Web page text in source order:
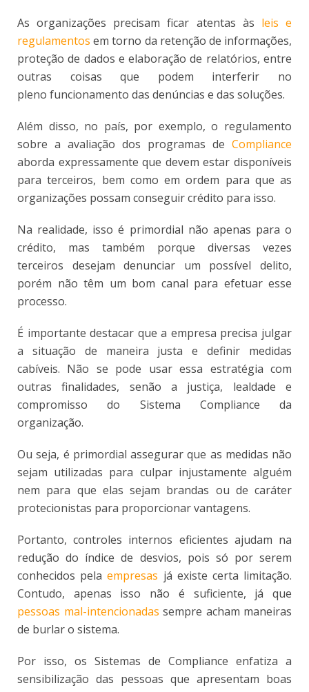
As organizações precisam ficar atentas às leis e
regulamentos em torno da retenção de informações,
proteção de dados e elaboração de relatórios, entre
outras coisas que podem interferir no
pleno funcionamento das denúncias e das soluções.
Além disso, no país, por exemplo, o regulamento
sobre a avaliação dos programas de Compliance
aborda expressamente que devem estar disponíveis
para terceiros, bem como em ordem para que as
organizações possam conseguir crédito para isso.
Na realidade, isso é primordial não apenas para o
crédito, mas também porque diversas vezes
terceiros desejam denunciar um possível delito,
porém não têm um bom canal para efetuar esse
processo.
É importante destacar que a empresa precisa julgar
a situação de maneira justa e definir medidas
cabíveis. Não se pode usar essa estratégia com
outras finalidades, senão a justiça, lealdade e
compromisso do Sistema Compliance da
organização.
Ou seja, é primordial assegurar que as medidas não
sejam utilizadas para culpar injustamente alguém
nem para que elas sejam brandas ou de caráter
protecionistas para proporcionar vantagens.
Portanto, controles internos eficientes ajudam na
redução do índice de desvios, pois só por serem
conhecidos pelaempresas já existe certa limitação.
Contudo, apenas isso não é suficiente, já que
pessoas mal-intencionadas sempre acham maneiras
de burlar o sistema.
Por isso, os Sistemas de Compliance enfatiza a
sensibilização das pessoas que apresentam boas